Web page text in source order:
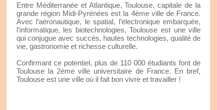
Entre Méditerranée et Atlantique, Toulouse, capitale de la
grande région Midi-Pyrénées est la 4ème ville de France.
Avec l’aéronautique, le spatial, l’électronique embarquée,
l’informatique, les biotechnologies, Toulouse est une ville
qui conjugue avec succès, hautes technologies, qualité de
vie, gastronomie et richesse culturelle.
Confirmant ce potentiel, plus de 110 000 étudiants font de
Toulouse la 2ème ville universitaire de France. En bref,
Toulouse est une ville où il fait bon vivre et travailler !